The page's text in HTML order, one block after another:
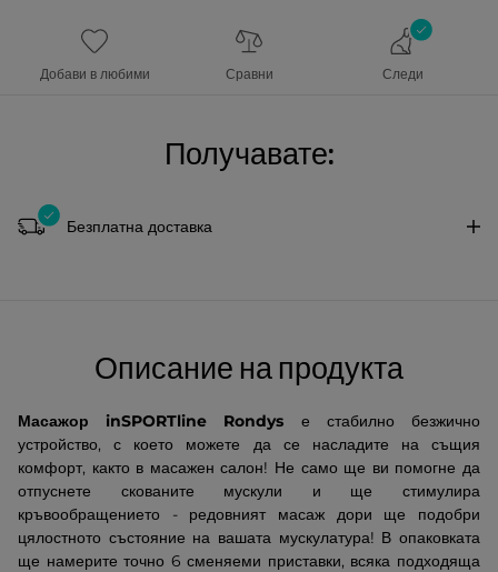
Добави в любими Сравни Следи
Получавате:
Безплатна доставка
Описание на продукта
Масажор inSPORTline Rondys е стабилно безжично
устройство, с което можете да се насладите на същия
комфорт, както в масажен салон! Не само ще ви помогне да
отпуснете скованите мускули и ще стимулира
кръвообращението - редовният масаж дори ще подобри
цялостното състояние на вашата мускулатура! В опаковката
ще намерите точно 6 сменяеми приставки, всяка подходяща